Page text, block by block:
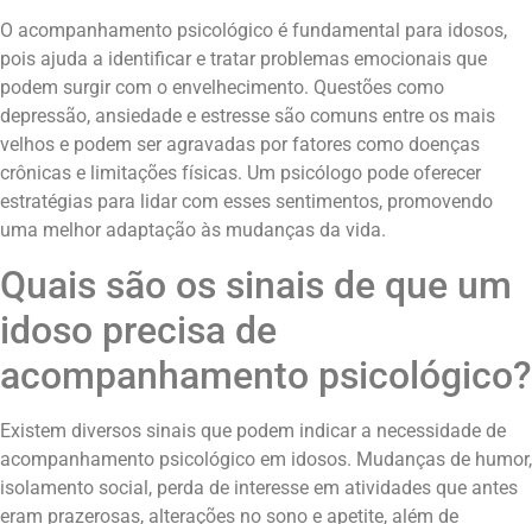
O acompanhamento psicológico é fundamental para idosos,
pois ajuda a identificar e tratar problemas emocionais que
podem surgir com o envelhecimento. Questões como
depressão, ansiedade e estresse são comuns entre os mais
velhos e podem ser agravadas por fatores como doenças
crônicas e limitações físicas. Um psicólogo pode oferecer
estratégias para lidar com esses sentimentos, promovendo
uma melhor adaptação às mudanças da vida.
Quais são os sinais de que um
idoso precisa de
acompanhamento psicológico?
Existem diversos sinais que podem indicar a necessidade de
acompanhamento psicológico em idosos. Mudanças de humor,
isolamento social, perda de interesse em atividades que antes
eram prazerosas, alterações no sono e apetite, além de